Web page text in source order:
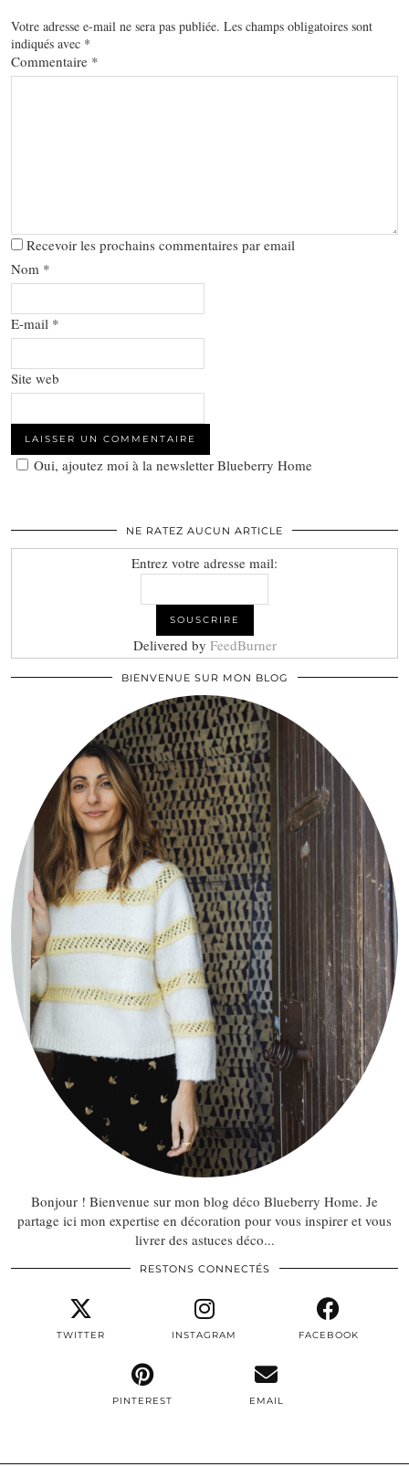
Votre adresse e-mail ne sera pas publiée. Les champs obligatoires sont
indiqués avec *
Commentaire *
Recevoir les prochains commentaires par email
Nom *
E-mail *
Site web
Oui, ajoutez moi à la newsletter Blueberry Home
NE RATEZ AUCUN ARTICLE
Entrez votre adresse mail:
Delivered by FeedBurner
BIENVENUE SUR MON BLOG
Bonjour ! Bienvenue sur mon blog déco Blueberry Home. Je
partage ici mon expertise en décoration pour vous inspirer et vous
livrer des astuces déco...
RESTONS CONNECTÉS
TWITTER INSTAGRAM FACEBOOK
PINTEREST EMAIL